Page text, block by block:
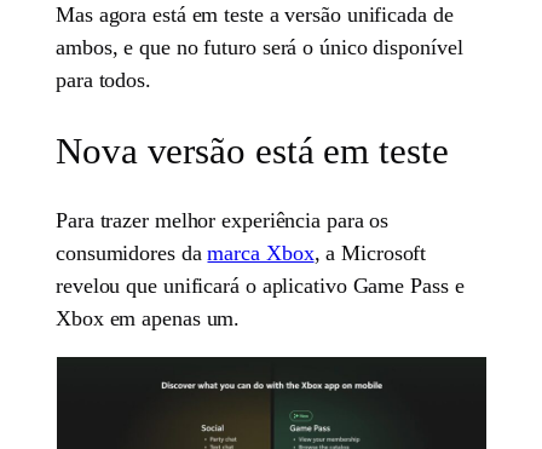
Mas agora está em teste a versão unificada de
ambos, e que no futuro será o único disponível
para todos.
Nova versão está em teste
Para trazer melhor experiência para os
consumidores damarca Xbox, a Microsoft
revelou que unificará o aplicativo Game Pass e
Xbox em apenas um.